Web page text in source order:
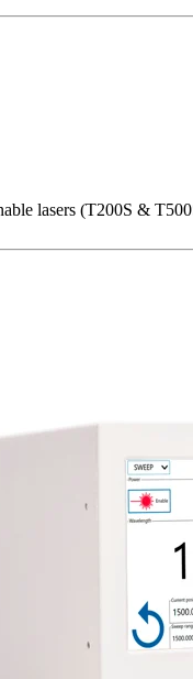
lasers (T200S &